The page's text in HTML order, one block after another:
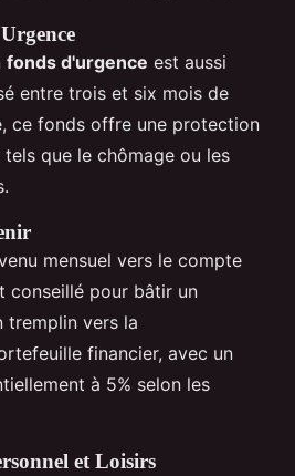
fonds d'urgence est aussi
entre trois et six mois de
ce fonds offre une protection
que le chômage ou les
mensuel vers le compte
conseillé pour bâtir un
tremplin vers la
financier, avec un
à 5% selon les
et Loisirs